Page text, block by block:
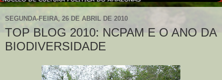
SEGUNDA-FEIRA, 26 DE ABRIL DE 2010
TOP BLOG 2010: NCPAM E O ANO DA
BIODIVERSIDADE